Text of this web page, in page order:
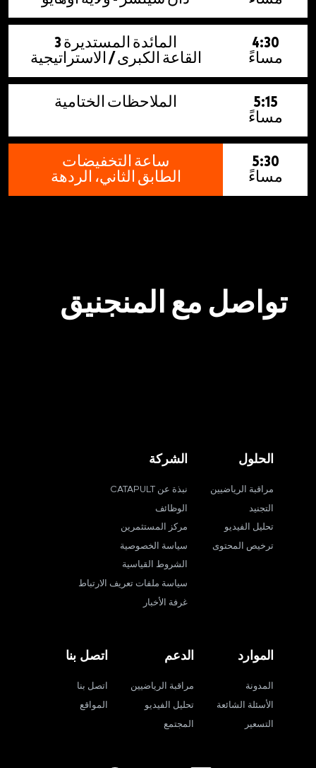
4:30
مساءً
المائدة المستديرة 3
القاعة الكبرى / الاستراتيجية
5:15
مساءً
الملاحظات الختامية
5:30
مساءً
ساعة التخفيضات
الطابق الثاني، الردهة
تواصل مع المنجنيق
الحلول
مراقبة الرياضيين
التجنيد
تحليل الفيديو
ترخيص المحتوى
الشركة
نبذة عن CATAPULT
الوظائف
مركز المستثمرين
سياسة الخصوصية
الشروط القياسية
سياسة ملفات تعريف الارتباط
غرفة الأخبار
الموارد
المدونة
الأسئلة الشائعة
التسعير
الدعم
مراقبة الرياضيين
تحليل الفيديو
المجتمع
اتصل بنا
اتصل بنا
المواقع